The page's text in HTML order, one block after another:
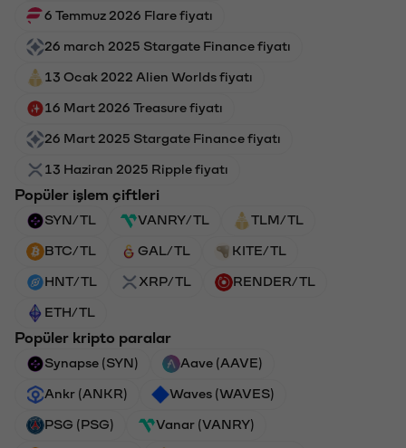
6 Temmuz 2026 Flare fiyatı
26 march 2025 Stargate Finance fiyatı
13 Ocak 2022 Alien Worlds fiyatı
16 Mart 2026 Treasure fiyatı
26 Mart 2025 Stargate Finance fiyatı
13 Haziran 2025 Ripple fiyatı
Popüler işlem çiftleri
SYN/TL VANRY/TL TLM/TL
BTC/TL GAL/TL KITE/TL
HNT/TL XRP/TL RENDER/TL
ETH/TL
Popüler kripto paralar
Synapse (SYN) Aave (AAVE)
Ankr (ANKR) Waves (WAVES)
PSG (PSG) Vanar (VANRY)